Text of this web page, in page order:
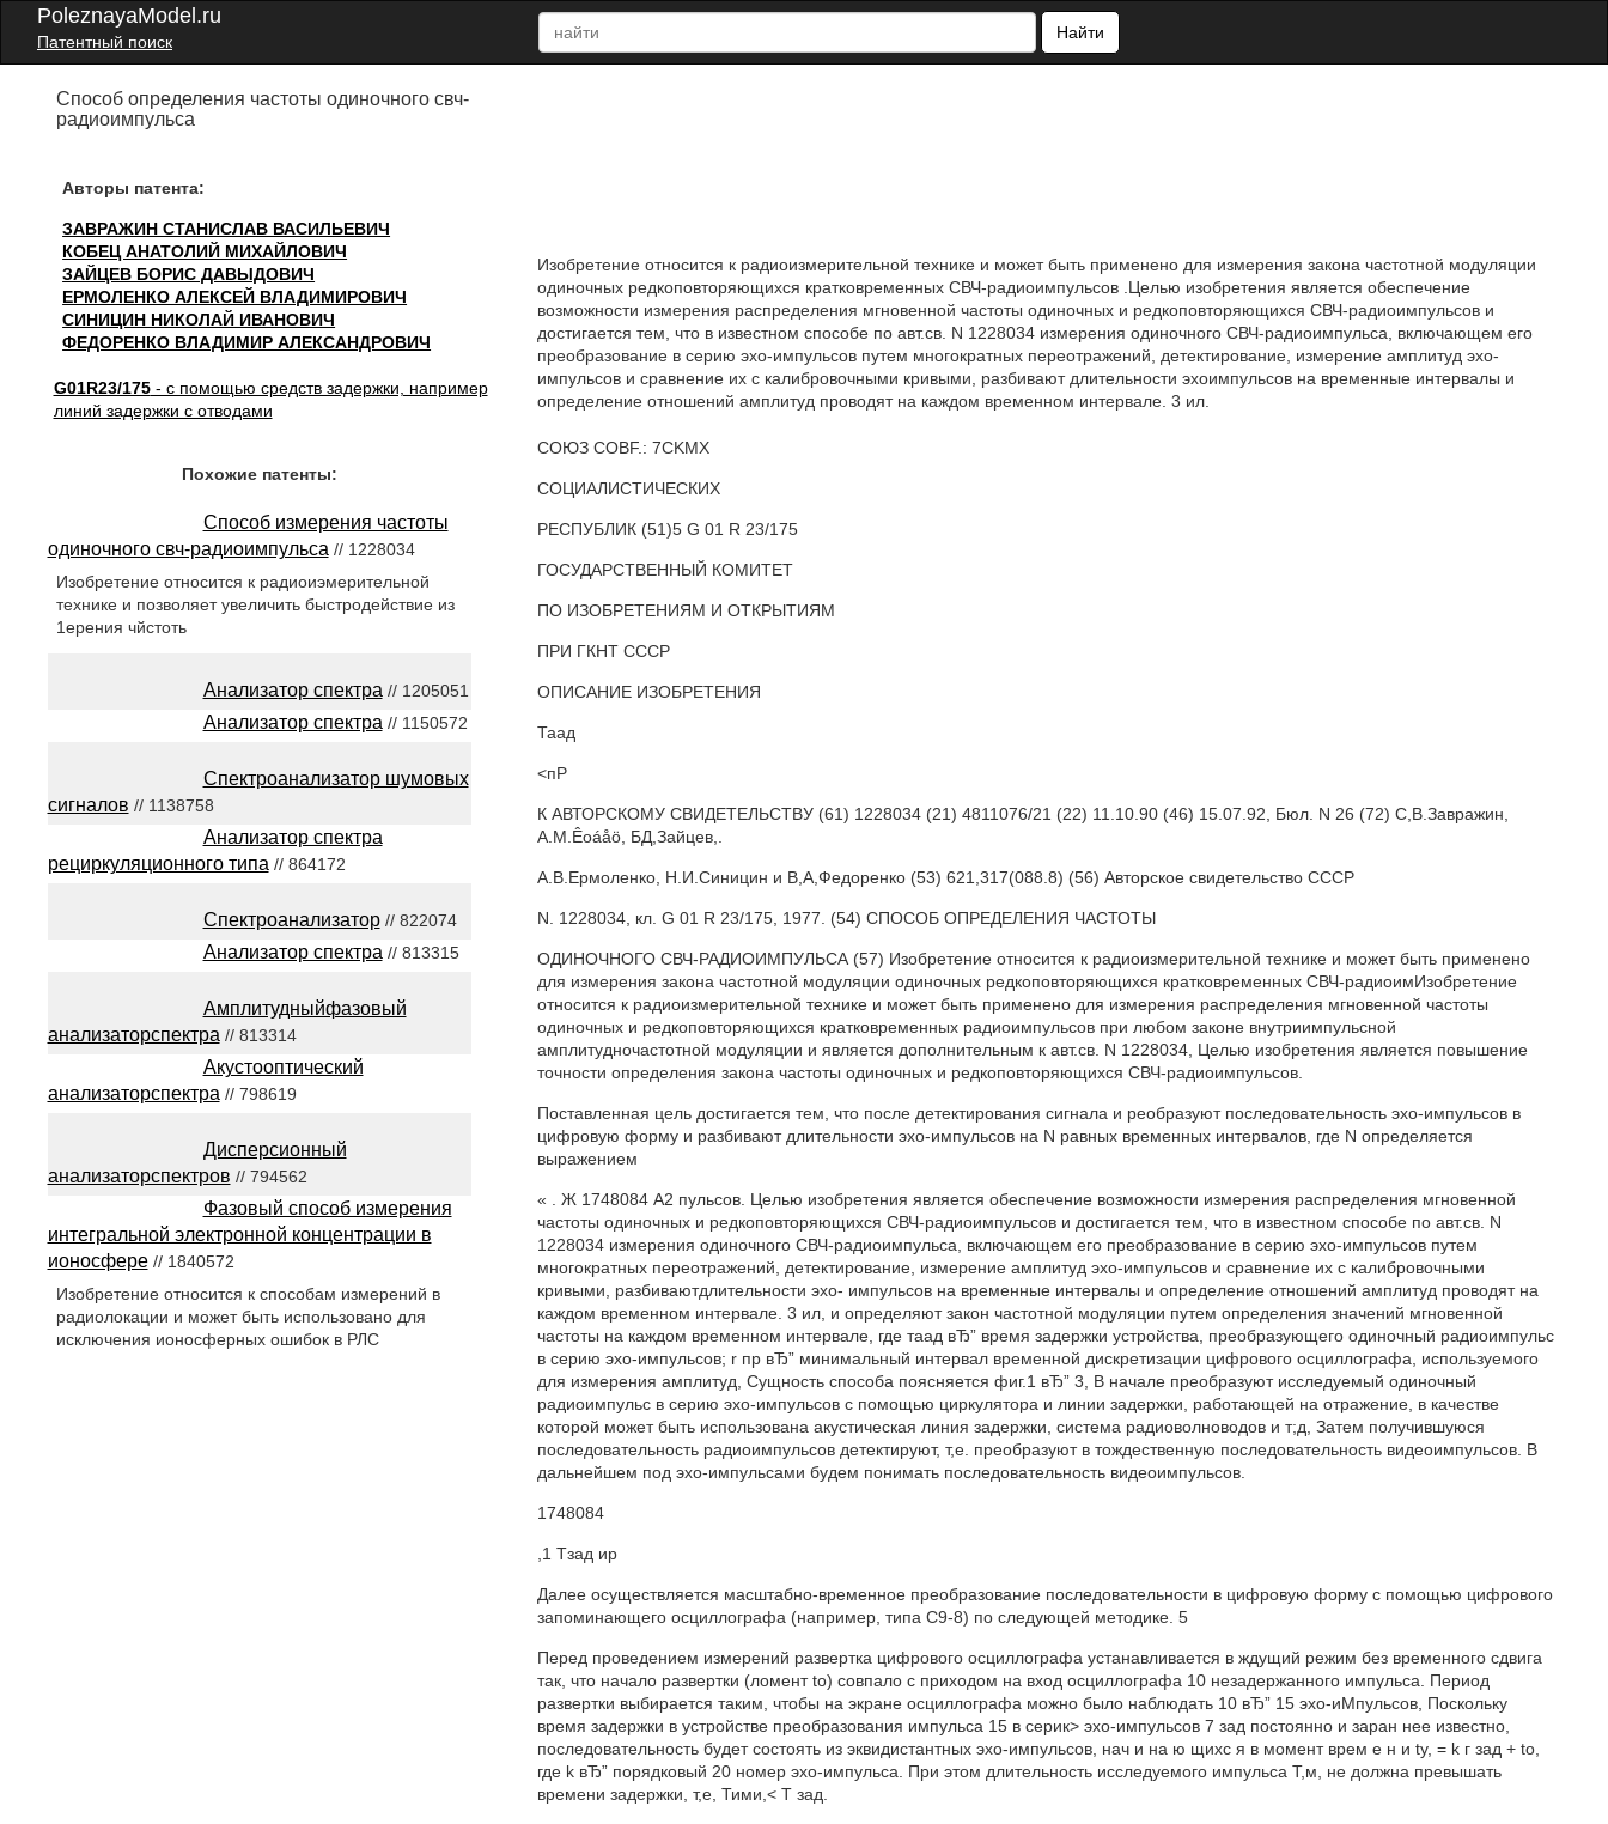
PoleznayaModel.ru
Патентный поиск
Найти
Способ определения частоты одиночного свч-
радиоимпульса
Авторы патента:
ЗАВРАЖИН СТАНИСЛАВ ВАСИЛЬЕВИЧ
КОБЕЦ АНАТОЛИЙ МИХАЙЛОВИЧ
ЗАЙЦЕВ БОРИС ДАВЫДОВИЧ
ЕРМОЛЕНКО АЛЕКСЕЙ ВЛАДИМИРОВИЧ
СИНИЦИН НИКОЛАЙ ИВАНОВИЧ
ФЕДОРЕНКО ВЛАДИМИР АЛЕКСАНДРОВИЧ
G01R23/175- с помощью средств задержки, например
линий задержки с отводами
Изобретение относится к радиоизмерительной технике и может быть применено для измерения закона частотной модуляции
одиночных редкоповторяющихся кратковременных СВЧ-радиоимпульсов .Целью изобретения является обеспечение
возможности измерения распределения мгновенной частоты одиночных и редкоповторяющихся СВЧ-радиоимпульсов и
достигается тем, что в известном способе по авт.св. N 1228034 измерения одиночного СВЧ-радиоимпульса, включающем его
преобразование в серию эхо-импульсов путем многократных переотражений, детектирование, измерение амплитуд эхо-
импульсов и сравнение их с калибровочными кривыми, разбивают длительности эхоимпульсов на временные интервалы и
определение отношений амплитуд проводят на каждом временном интервале. 3 ил.
СОЮЗ COBF.: 7CKMX
СОЦИАЛИСТИЧЕСКИХ
РЕСПУБЛИК (51)5 G 01 R 23/175
ГОСУДАРСТВЕННЫЙ КОМИТЕТ
ПО ИЗОБРЕТЕНИЯМ И ОТКРЫТИЯМ
ПРИ ГКНТ СССР
ОПИСАНИЕ ИЗОБРЕТЕНИЯ
Таад
<пР
К АВТОРСКОМУ СВИДЕТЕЛЬСТВУ (61) 1228034 (21) 4811076/21 (22) 11.10.90 (46) 15.07.92, Бюл. N 26 (72) С,В.Завражин,
А.M.Êoáåö, БД,Зайцев,.
А.В.Ермоленко, Н.И.Синицин и В,А,Федоренко (53) 621,317(088.8) (56) Авторское свидетельство СССР
N. 1228034, кл. G 01 R 23/175, 1977. (54) СПОСОБ ОПРЕДЕЛЕНИЯ ЧАСТОТЫ
ОДИНОЧНОГО СВЧ-РАДИОИМПУЛЬСА (57) Изобретение относится к радиоизмерительной технике и может быть применено
для измерения закона частотной модуляции одиночных редкоповторяющихся кратковременных СВЧ-радиоимИзобретение
относится к радиоизмерительной технике и может быть применено для измерения распределения мгновенной частоты
одиночных и редкоповторяющихся кратковременных радиоимпульсов при любом законе внутриимпульсной
амплитудночастотной модуляции и является дополнительным к авт.св. N 1228034, Целью изобретения является повышение
точности определения закона частоты одиночных и редкоповторяющихся СВЧ-радиоимпульсов.
Поставленная цель достигается тем, что после детектирования сигнала и реобразуют последовательность эхо-импульсов в
цифровую форму и разбивают длительности эхо-импульсов на N равных временных интервалов, где N определяется
выражением
« . Ж 1748084 А2 пульсов. Целью изобретения является обеспечение возможности измерения распределения мгновенной
частоты одиночных и редкоповторяющихся СВЧ-радиоимпульсов и достигается тем, что в известном способе по авт.св. N
1228034 измерения одиночного СВЧ-радиоимпульса, включающем его преобразование в серию эхо-импульсов путем
многократных переотражений, детектирование, измерение амплитуд эхо-импульсов и сравнение их с калибровочными
кривыми, разбиваютдлительности эхо- импульсов на временные интервалы и определение отношений амплитуд проводят на
каждом временном интервале. 3 ил, и определяют закон частотной модуляции путем определения значений мгновенной
частоты на каждом временном интервале, где таад вЂ” время задержки устройства, преобразующего одиночный радиоимпульс
в серию эхо-импульсов; r пр вЂ” минимальный интервал временной дискретизации цифрового осциллографа, используемого
для измерения амплитуд, Сущность способа поясняется фиг.1 вЂ” 3, В начале преобразуют исследуемый одиночный
радиоимпульс в серию эхо-импульсов с помощью циркулятора и линии задержки, работающей на отражение, в качестве
которой может быть использована акустическая линия задержки, система радиоволноводов и т;д, Затем получившуюся
последовательность радиоимпульсов детектируют, т,е. преобразуют в тождественную последовательность видеоимпульсов. В
дальнейшем под эхо-импульсами будем понимать последовательность видеоимпульсов.
1748084
,1 Тзад ир
Далее осуществляется масштабно-временное преобразование последовательности в цифровую форму с помощью цифрового
запоминающего осциллографа (например, типа С9-8) по следующей методике. 5
Перед проведением измерений развертка цифрового осциллографа устанавливается в ждущий режим без временного сдвига
так, что начало развертки (ломент to) совпало с приходом на вход осциллографа 10 незадержанного импульса. Период
развертки выбирается таким, чтобы на экране осциллографа можно было наблюдать 10 вЂ” 15 эхо-иМпульсов, Поскольку
время задержки в устройстве преобразования импульса 15 в серик> эхо-импульсов 7 зад постоянно и заран нее известно,
последовательность будет состоять из эквидистантных эхо-импульсов, нач и на ю щихс я в момент врем е н и ty, = k г зад + to,
где k вЂ” порядковый 20 номер эхо-импульса. При этом длительность исследуемого импульса Т,м, не должна превышать
времени задержки, т,е, Тими,< Т зад.
Похожие патенты:
Способ измерения частоты
одиночного свч-радиоимпульса // 1228034
Изобретение относится к радиоиэмерительной
технике и позволяет увеличить быстродействие из
1ерения чйстоть
Анализатор спектра // 1205051
Анализатор спектра // 1150572
Спектроанализатор шумовых
сигналов // 1138758
Анализатор спектра
рециркуляционного типа // 864172
Спектроанализатор// 822074
Анализатор спектра // 813315
Амплитудныйфазовый
анализаторспектра // 813314
Акустооптический
анализаторспектра // 798619
Дисперсионный
анализаторспектров // 794562
Фазовый способ измерения
интегральной электронной концентрации в
ионосфере// 1840572
Изобретение относится к способам измерений в
радиолокации и может быть использовано для
исключения ионосферных ошибок в РЛС